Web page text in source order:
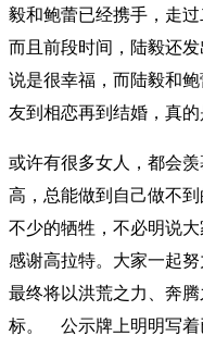
毅和鲍蕾已经携手，走
而且前段时间，陆毅还
说是很幸福，而陆毅和
友到相恋再到结婚，真的
或许有很多女人，都会
高，总能做到自己做不
不少的牺牲，不必明说
感谢高拉特。大家一起
最终将以洪荒之力、奔
标。 公示牌上明明写着